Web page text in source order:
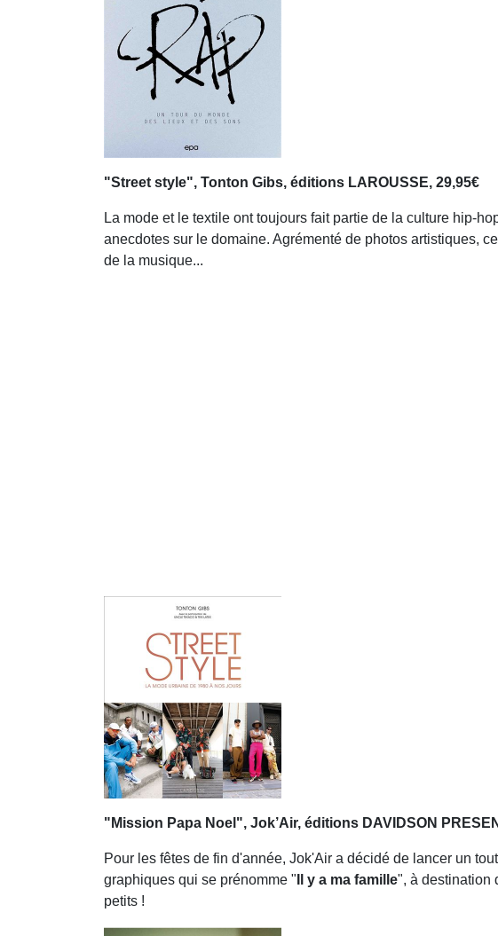
"Street style", Tonton Gibs, éditions LAROUSSE, 29,95€
La mode et le textile ont toujours fait partie de la culture hip-
anecdotes sur le domaine. Agrémenté de photos artistiques,
de la musique...
"Mission Papa Noel", Jok’Air, éditions DAVIDSON
Pour les fêtes de fin d'année, Jok'Air a décidé de lancer un
graphiques qui se prénomme " Il y a ma famille", à destination
petits !